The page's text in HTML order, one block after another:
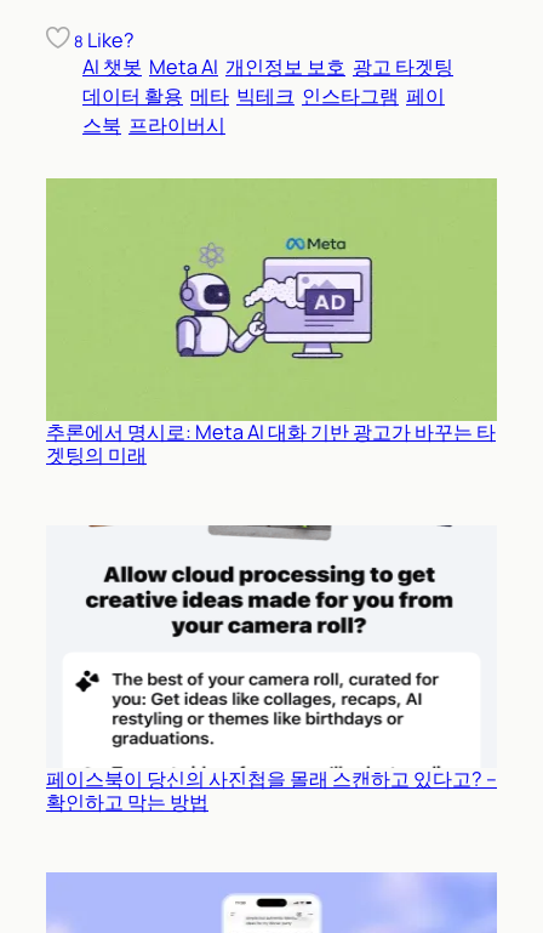
8 Like?
AI 챗봇 Meta AI 개인정보 보호 광고 타겟팅
데이터 활용 메타 빅테크 인스타그램 페이
스북 프라이버시
추론에서 명시로: Meta AI 대화 기반 광고가 바꾸는 타
겟팅의 미래
페이스북이 당신의 사진첩을 몰래 스캔하고 있다고? –
확인하고 막는 방법